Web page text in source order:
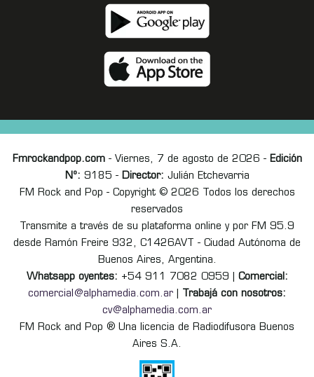
Fmrockandpop.com- Viernes, 7 de agosto de 2026 - Edición
Nº: 9185 - Director: Julián Etchevarria
FM Rock and Pop - Copyright © 2026 Todos los derechos
reservados
Transmite a través de su plataforma online y por FM 95.9
desde Ramón Freire 932, C1426AVT - Ciudad Autónoma de
Buenos Aires, Argentina.
Whatsapp oyentes: +54 911 7082 0959 | Comercial:
comercial@alphamedia.com.ar
Trabajá con nosotros:
cv@alphamedia.com.ar
FM Rock and Pop ® Una licencia de Radiodifusora Buenos
Aires S.A.